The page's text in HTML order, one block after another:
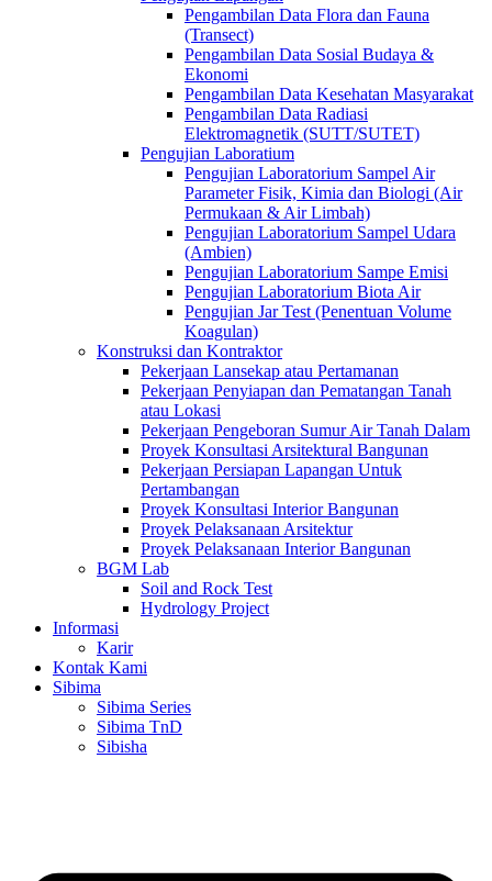
Pengambilan Data Flora dan Fauna
(Transect)
Pengambilan Data Sosial Budaya &
Ekonomi
Pengambilan Data Kesehatan Masyarakat
Pengambilan Data Radiasi
Elektromagnetik (SUTT/SUTET)
Pengujian Laboratium
Pengujian Laboratorium Sampel Air
Parameter Fisik, Kimia dan Biologi (Air
Permukaan & Air Limbah)
Pengujian Laboratorium Sampel Udara
(Ambien)
Pengujian Laboratorium Sampe Emisi
Pengujian Laboratorium Biota Air
Pengujian Jar Test (Penentuan Volume
Koagulan)
Konstruksi dan Kontraktor
Pekerjaan Lansekap atau Pertamanan
Pekerjaan Penyiapan dan Pematangan Tanah
atau Lokasi
Pekerjaan Pengeboran Sumur Air Tanah Dalam
Proyek Konsultasi Arsitektural Bangunan
Pekerjaan Persiapan Lapangan Untuk
Pertambangan
Proyek Konsultasi Interior Bangunan
Proyek Pelaksanaan Arsitektur
Proyek Pelaksanaan Interior Bangunan
BGM Lab
Soil and Rock Test
Hydrology Project
Informasi
Karir
Kontak Kami
Sibima
Sibima Series
Sibima TnD
Sibisha